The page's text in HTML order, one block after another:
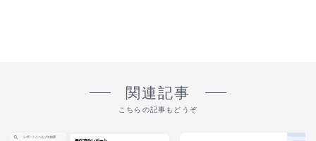
関連記事
こちらの記事もどうぞ